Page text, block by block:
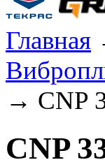
Главная
→ CNP
CNP